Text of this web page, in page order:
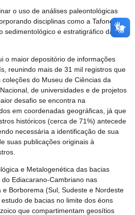
o uso de análises paleontológicas
disciplinas como a Tafonomia
sedimentológico e estratigráfico das
o maior depositório de informações
reunindo mais de 31 mil registros que
do Museu de Ciências da
de universidades e de projetos
desafio se encontra na
em coordenadas geográficas, já que
históricos (cerca de 71%) antecede
necessária a identificação de sua
suas publicações originais à
e Metalogenética das bacias
Ediacarano-Cambriano nas
Borborema (Sul, Sudeste e Nordeste
de bacias no limite dos éons
que compartimentam geosítios